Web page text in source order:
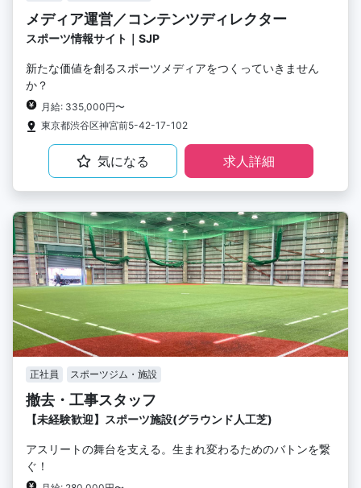
メディア運営／コンテンツディレクター
スポーツ情報サイト｜SJP
新たな価値を創るスポーツメディアをつくっていきません
か？
月給: 335,000円〜
東京都渋谷区神宮前5-42-17-102
気になる 求人詳細
正社員 スポーツジム・施設
撤去・工事スタッフ
【未経験歓迎】スポーツ施設(グラウンド人工芝)
アスリートの舞台を支える。生まれ変わるためのバトンを繋
ぐ！